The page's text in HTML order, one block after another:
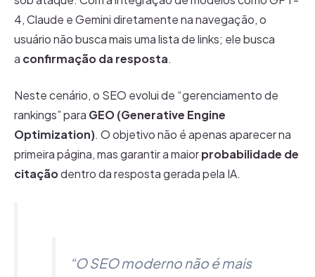
4, Claude e Gemini diretamente na navegação, o
usuário não busca mais uma lista de links; ele busca
a confirmação da resposta.
Neste cenário, o SEO evolui de “gerenciamento de
rankings” para GEO (Generative Engine
Optimization). O objetivo não é apenas aparecer na
primeira página, mas garantir a maiorprobabilidade de
citaçãodentro da resposta gerada pela IA.
“O SEO moderno não é mais